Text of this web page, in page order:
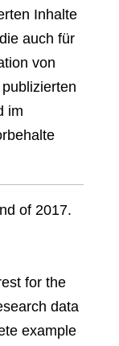
Inhalte
auch für
von
im
of 2017.
for the
data
example